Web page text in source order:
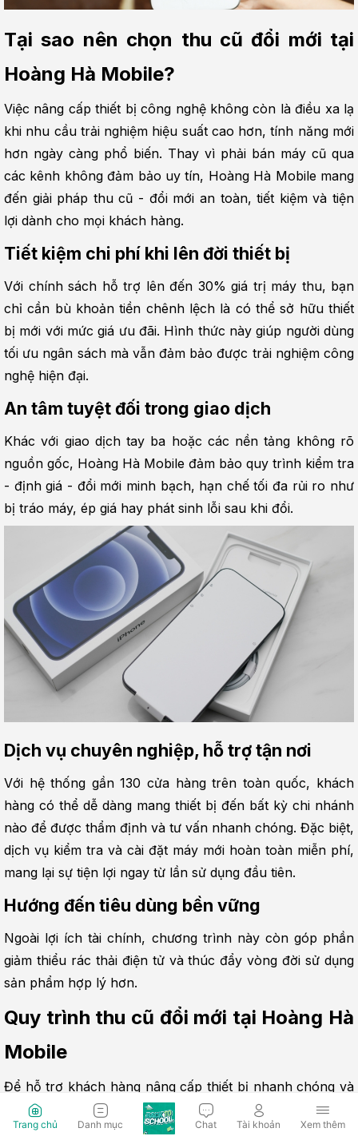
Tại sao nên chọn thu cũ đổi mới tại
Hoàng Hà Mobile?
Việc nâng cấp thiết bị công nghệ không còn là điều xa lạ
khi nhu cầu trải nghiệm hiệu suất cao hơn, tính năng mới
hơn ngày càng phổ biến. Thay vì phải bán máy cũ qua
các kênh không đảm bảo uy tín, Hoàng Hà Mobile mang
đến giải pháp thu cũ - đổi mới an toàn, tiết kiệm và tiện
lợi dành cho mọi khách hàng.
Tiết kiệm chi phí khi lên đời thiết bị
Với chính sách hỗ trợ lên đến 30% giá trị máy thu, bạn
chỉ cần bù khoản tiền chênh lệch là có thể sở hữu thiết
bị mới với mức giá ưu đãi. Hình thức này giúp người dùng
tối ưu ngân sách mà vẫn đảm bảo được trải nghiệm công
nghệ hiện đại.
An tâm tuyệt đối trong giao dịch
Khác với giao dịch tay ba hoặc các nền tảng không rõ
nguồn gốc, Hoàng Hà Mobile đảm bảo quy trình kiểm tra
- định giá - đổi mới minh bạch, hạn chế tối đa rủi ro như
bị tráo máy, ép giá hay phát sinh lỗi sau khi đổi.
Dịch vụ chuyên nghiệp, hỗ trợ tận nơi
Với hệ thống gần 130 cửa hàng trên toàn quốc, khách
hàng có thể dễ dàng mang thiết bị đến bất kỳ chi nhánh
nào để được thẩm định và tư vấn nhanh chóng. Đặc biệt,
dịch vụ kiểm tra và cài đặt máy mới hoàn toàn miễn phí,
mang lại sự tiện lợi ngay từ lần sử dụng đầu tiên.
Hướng đến tiêu dùng bền vững
Ngoài lợi ích tài chính, chương trình này còn góp phần
giảm thiểu rác thải điện tử và thúc đẩy vòng đời sử dụng
sản phẩm hợp lý hơn.
Quy trình thu cũ đổi mới tại Hoàng Hà
Mobile
Để hỗ trợ khách hàng nâng cấp thiết bị nhanh chóng và
thuận tiện, Hoàng Hà Mobile xây dựng quy trình thu cũ -
đổi mới rõ ràng, chuyên nghiệp. Mỗi bước đều được thực
Trang chủ Danh mục Chat Tài khoản Xem thêm